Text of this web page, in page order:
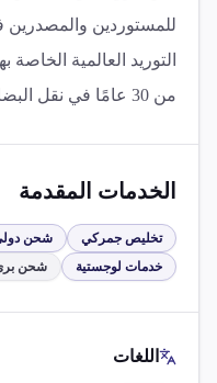
للمستوردين
التوريد العالمية الخاصة
من 30 عامًا في نقل البضائع مع أحدث الحلول التكنولوجية.
الخدمات المقدمة
تخليص جمركي شحن
خدمات لوجستية
شحن
اللغات